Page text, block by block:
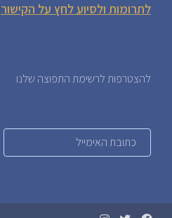
לתרומות ולסיוע לחץ על הקישור
להצטרפות לרשימת התפוצה שלנו